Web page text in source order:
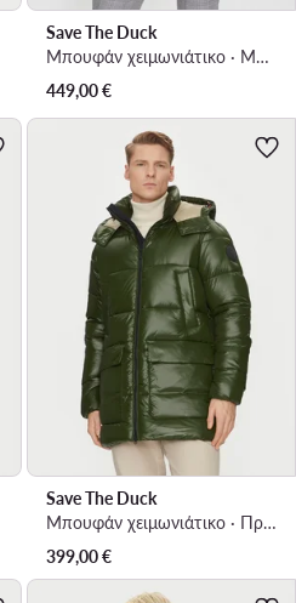
Save The Duck
Μπουφάν χειμωνιάτικο · Μαύρο
449,00€
Save The Duck
Μπουφάν χειμωνιάτικο · Πράσινο
399,00€